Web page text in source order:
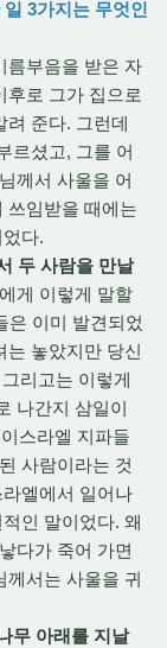
3가지는 무엇인
름부음을 받은 자
후로 그가 집으로
려 준다. 그런데
르셨고, 그를 어
께서 사울을 어
쓰임받을 때에는
다.
두 사람을 만날
게 이렇게 말할
은 이미 발견되었
는 놓았지만 당신
리고는 이렇게
나간지 삼일이
스라엘 지파들
사람이라는 것
엘에서 일어나
인 말이었다. 왜
다가 죽어 가면
께서는 사울을 귀
무 아래를 지날